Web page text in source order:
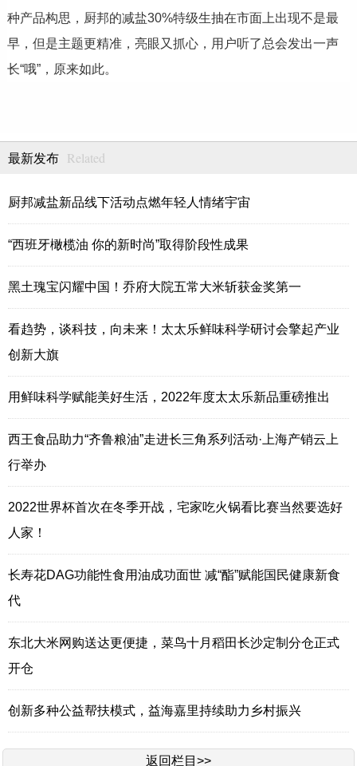
种产品构思，厨邦的减盐30%特级生抽在市面上出现不是最
早，但是主题更精准，亮眼又抓心，用户听了总会发出一声
长“哦”，原来如此。
最新发布 Related
厨邦减盐新品线下活动点燃年轻人情绪宇宙
“西班牙橄榄油 你的新时尚”取得阶段性成果
黑土瑰宝闪耀中国！乔府大院五常大米斩获金奖第一
看趋势，谈科技，向未来！太太乐鲜味科学研讨会擎起产业
创新大旗
用鲜味科学赋能美好生活，2022年度太太乐新品重磅推出
西王食品助力“齐鲁粮油”走进长三角系列活动·上海产销云上
行举办
2022世界杯首次在冬季开战，宅家吃火锅看比赛当然要选好
人家！
长寿花DAG功能性食用油成功面世 减“酯”赋能国民健康新食
代
东北大米网购送达更便捷，菜鸟十月稻田长沙定制分仓正式
开仓
创新多种公益帮扶模式，益海嘉里持续助力乡村振兴
返回栏目>>